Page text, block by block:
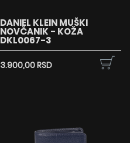
DANIEL KLEIN MUŠKI
NOVČANIK - KOŽA
DKL0067-3
3.900,00 RSD